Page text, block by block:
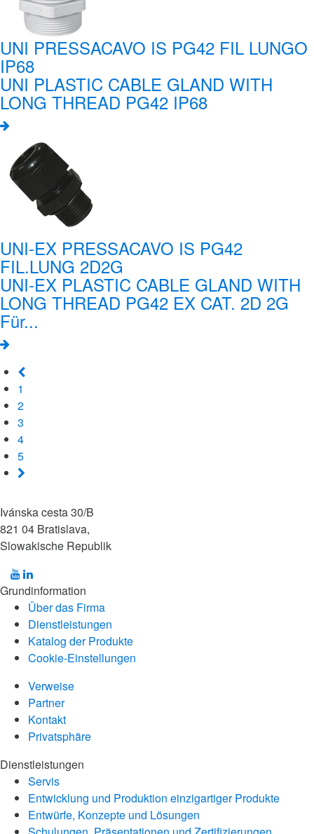
UNI PRESSACAVO IS PG42 FIL LUNGO
IP68
UNI PLASTIC CABLE GLAND WITH
LONG THREAD PG42 IP68
UNI-EX PRESSACAVO IS PG42
FIL.LUNG 2D2G
UNI-EX PLASTIC CABLE GLAND WITH
LONG THREAD PG42 EX CAT. 2D 2G
Für...
1
2
3
4
5
Ivánska cesta 30/B
821 04 Bratislava,
Slowakische Republik
Grundinformation
Über das Firma
Dienstleistungen
Katalog der Produkte
Cookie-Einstellungen
Verweise
Partner
Kontakt
Privatsphäre
Dienstleistungen
Servis
Entwicklung und Produktion einzigartiger Produkte
Entwürfe, Konzepte und Lösungen